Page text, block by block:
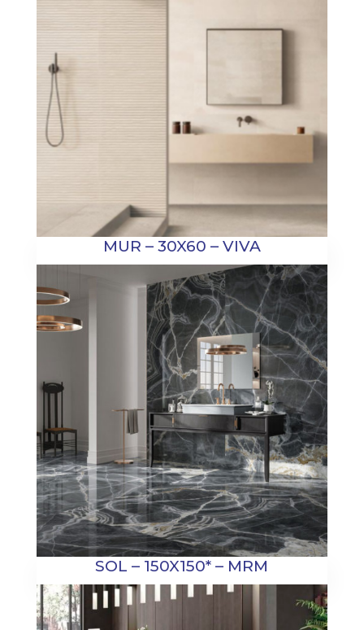
MUR – 30X60 – VIVA
SOL – 150X150* – MRM